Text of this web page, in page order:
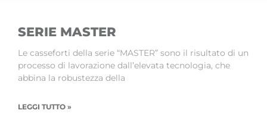
SERIE MASTER
Le casseforti della serie “MASTER” sono il risultato di un
processo di lavorazione dall’elevata tecnologia, che
abbina la robustezza della
LEGGI TUTTO »